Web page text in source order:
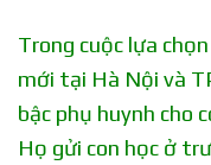
Trong cuộc lựa
mới tại Hà Nội và
bậc phụ huynh cho
Họ gửi con học ở